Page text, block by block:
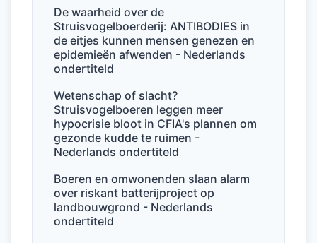
De waarheid over de
Struisvogelboerderij: ANTIBODIES in
de eitjes kunnen mensen genezen en
epidemieën afwenden - Nederlands
ondertiteld
Wetenschap of slacht?
Struisvogelboeren leggen meer
hypocrisie bloot in CFIA's plannen om
gezonde kudde te ruimen -
Nederlands ondertiteld
Boeren en omwonenden slaan alarm
over riskant batterijproject op
landbouwgrond - Nederlands
ondertiteld